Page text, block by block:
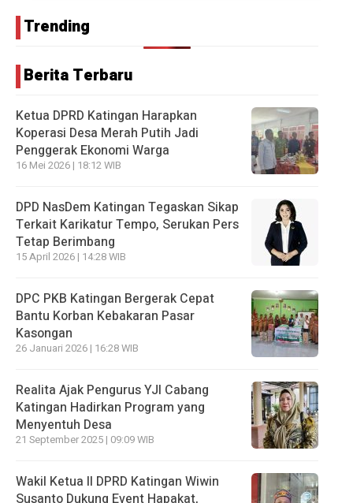
Trending
Berita Terbaru
Ketua DPRD Katingan Harapkan
Koperasi Desa Merah Putih Jadi
Penggerak Ekonomi Warga
16 Mei 2026 | 18:12 WIB
DPD NasDem Katingan Tegaskan Sikap
Terkait Karikatur Tempo, Serukan Pers
Tetap Berimbang
15 April 2026 | 14:28 WIB
DPC PKB Katingan Bergerak Cepat
Bantu Korban Kebakaran Pasar
Kasongan
26 Januari 2026 | 16:28 WIB
Realita Ajak Pengurus YJI Cabang
Katingan Hadirkan Program yang
Menyentuh Desa
21 September 2025 | 09:09 WIB
Wakil Ketua II DPRD Katingan Wiwin